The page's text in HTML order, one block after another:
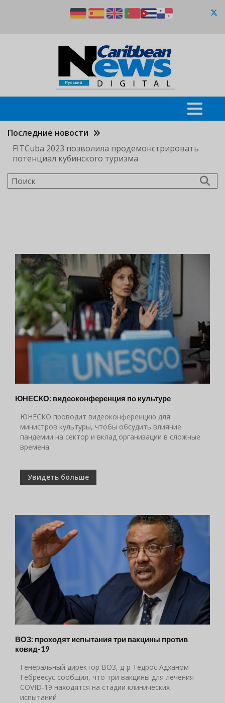
Последние новости
FITCuba 2023 позволила продемонстрировать
потенциал кубинского туризма
Поиск
ЮНЕСКО: видеоконференция по культуре
ЮНЕСКО проводит видеоконференцию для
министров культуры, чтобы обсудить влияние
пандемии на сектор и вклад организации в сложные
времена.
Увидеть больше
ВОЗ: проходят испытания три вакцины против
ковид-19
Генеральный директор ВОЗ, д-р Тедрос Адханом
Гебреесус сообщил, что три вакцины для лечения
COVID-19 находятся на стадии клинических
испытаний